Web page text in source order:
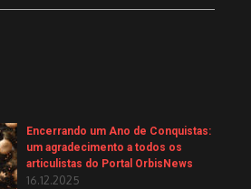
Encerrando um Ano de Conquistas:
um agradecimento a todos os
articulistas do Portal OrbisNews
16.12.2025